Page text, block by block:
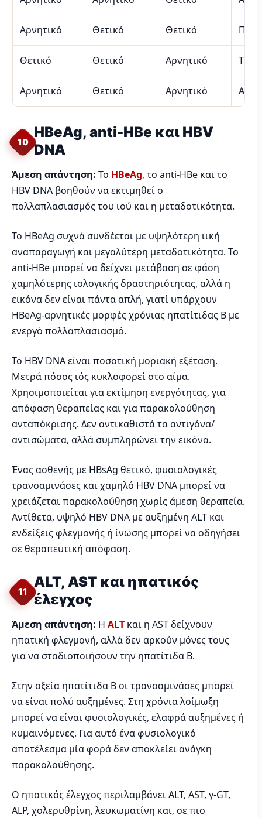
Αρνητικό Θετικό Θετικό
Θετικό Θετικό Αρνητικό
Αρνητικό Θετικό Αρνητικό
10
HBeAg, anti-HBe και HBV
DNA
Άμεση απάντηση: Το HBeAg, το anti-HBe και το
HBV DNA βοηθούν να εκτιμηθεί ο
πολλαπλασιασμός του ιού και η μεταδοτικότητα.
Το HBeAg συχνά συνδέεται με υψηλότερη ιική
αναπαραγωγή και μεγαλύτερη μεταδοτικότητα. Το
anti-HBe μπορεί να δείχνει μετάβαση σε φάση
χαμηλότερης ιολογικής δραστηριότητας, αλλά η
εικόνα δεν είναι πάντα απλή, γιατί υπάρχουν
HBeAg-αρνητικές μορφές χρόνιας ηπατίτιδας Β με
ενεργό πολλαπλασιασμό.
Το HBV DNA είναι ποσοτική μοριακή εξέταση.
Μετρά πόσος ιός κυκλοφορεί στο αίμα.
Χρησιμοποιείται για εκτίμηση ενεργότητας, για
απόφαση θεραπείας και για παρακολούθηση
ανταπόκρισης. Δεν αντικαθιστά τα αντιγόνα/
αντισώματα, αλλά συμπληρώνει την εικόνα.
Ένας ασθενής με HBsAg θετικό, φυσιολογικές
τρανσαμινάσες και χαμηλό HBV DNA μπορεί να
χρειάζεται παρακολούθηση χωρίς άμεση θεραπεία.
Αντίθετα, υψηλό HBV DNA με αυξημένη ALT και
ενδείξεις φλεγμονής ή ίνωσης μπορεί να οδηγήσει
σε θεραπευτική απόφαση.
11
ALT, AST και ηπατικός
έλεγχος
Άμεση απάντηση: Η ALT και η AST δείχνουν
ηπατική φλεγμονή, αλλά δεν αρκούν μόνες τους
για να σταδιοποιήσουν την ηπατίτιδα Β.
Στην οξεία ηπατίτιδα Β οι τρανσαμινάσες μπορεί
να είναι πολύ αυξημένες. Στη χρόνια λοίμωξη
μπορεί να είναι φυσιολογικές, ελαφρά αυξημένες ή
κυμαινόμενες. Για αυτό ένα φυσιολογικό
αποτέλεσμα μία φορά δεν αποκλείει ανάγκη
παρακολούθησης.
Ο ηπατικός έλεγχος περιλαμβάνει ALT, AST, γ-GT,
ALP, χολερυθρίνη, λευκωματίνη και, σε πιο